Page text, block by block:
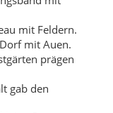
mit Feldern.
mit Auen.
prägen
gab den